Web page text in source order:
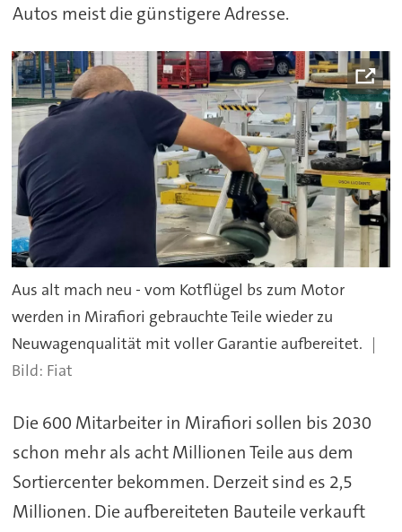
Autos meist die günstigere Adresse.
Aus alt mach neu - vom Kotflügel bs zum Motor
werden in Mirafiori gebrauchte Teile wieder zu
Neuwagenqualität mit voller Garantie aufbereitet.
Fiat
Die 600 Mitarbeiter in Mirafiori sollen bis 2030
schon mehr als acht Millionen Teile aus dem
Sortiercenter bekommen. Derzeit sind es 2,5
Millionen. Die aufbereiteten Bauteile verkauft